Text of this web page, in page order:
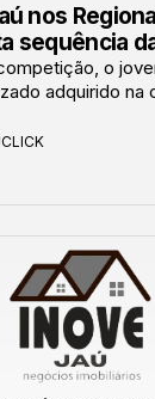
nos
sequência
o
adquirido na